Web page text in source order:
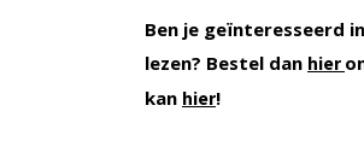
Ben je geïnteresseerd
lezen? Bestel dan hier
kan hier!